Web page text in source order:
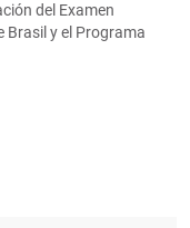
del Examen
Brasil y el Programa